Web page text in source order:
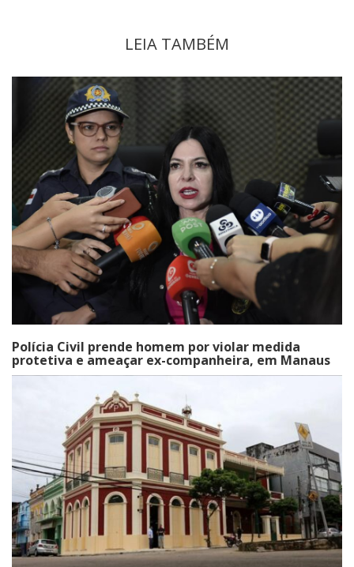
LEIA TAMBÉM
Polícia Civil prende homem por violar medida
protetiva e ameaçar ex-companheira, em Manaus